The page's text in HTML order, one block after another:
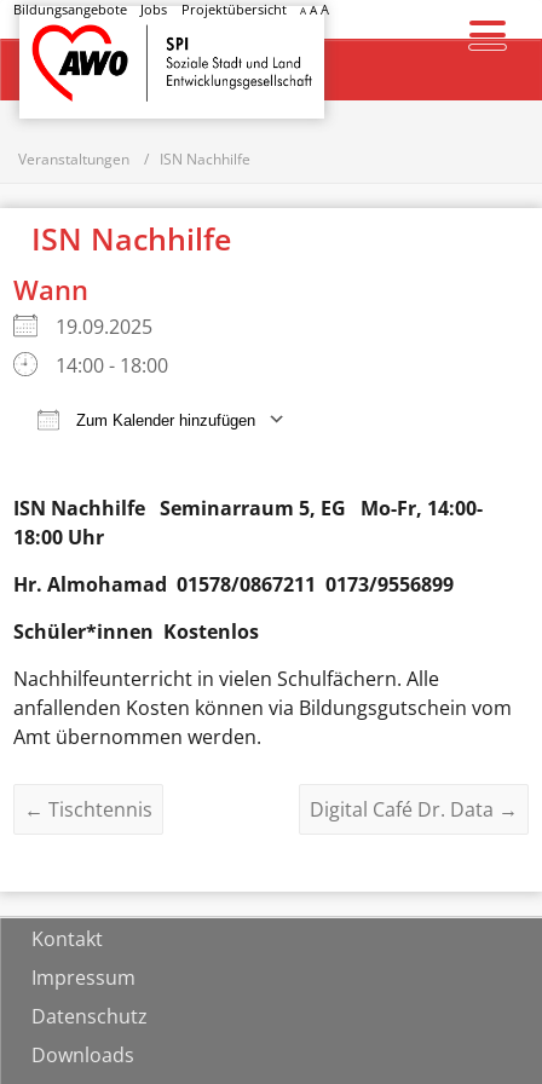
Bildungsangebote Jobs Projektübersicht A AA
Startseite
Veranstaltungen ISN Nachhilfe
ISN Nachhilfe
Wann
19.09.2025
14:00 - 18:00
Zum Kalender hinzufügen
ISN Nachhilfe Seminarraum 5, EG Mo-Fr, 14:00-
18:00 Uhr
Hr.Almohamad 01578/0867211 0173/9556899
Schüler*innen Kostenlos
Nachhilfeunterricht in vielen Schulfächern. Alle
anfallenden Kosten können via Bildungsgutschein vom
Amt übernommen werden.
← Tischtennis Digital Café Dr. Data →
Kontakt
Impressum
Datenschutz
Downloads